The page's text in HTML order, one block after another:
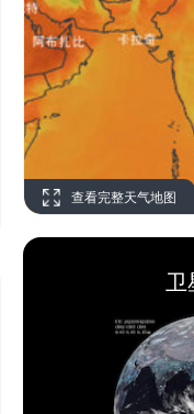
查看完整天气地图
卫